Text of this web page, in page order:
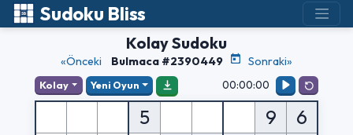
Sudoku Bliss
Kolay Sudoku
«Önceki Bulmaca #2390449 Sonraki»
Kolay Yeni Oyun 00:00:00
5 9
6